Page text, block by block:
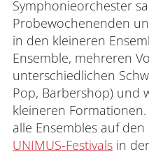
Symphonieorchester
Probewochenenden
in den kleineren
Ensemble, mehreren
unterschiedlichen
Pop, Barbershop) und
kleineren
alle Ensembles auf
UNIMUS-Festivals in